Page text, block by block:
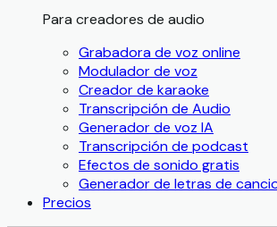
Para creadores de audio
Grabadora de voz online
Modulador de voz
Creador de karaoke
Transcripción de Audio
Generador de voz IA
Transcripción de podcast
Efectos de sonido gratis
Generador de letras de
Precios